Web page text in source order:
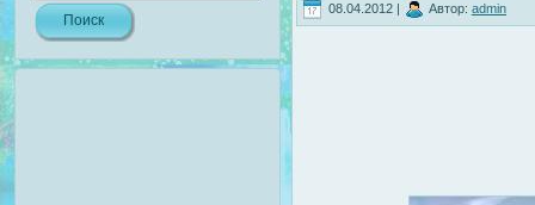
08.04.2012 | Автор: admin